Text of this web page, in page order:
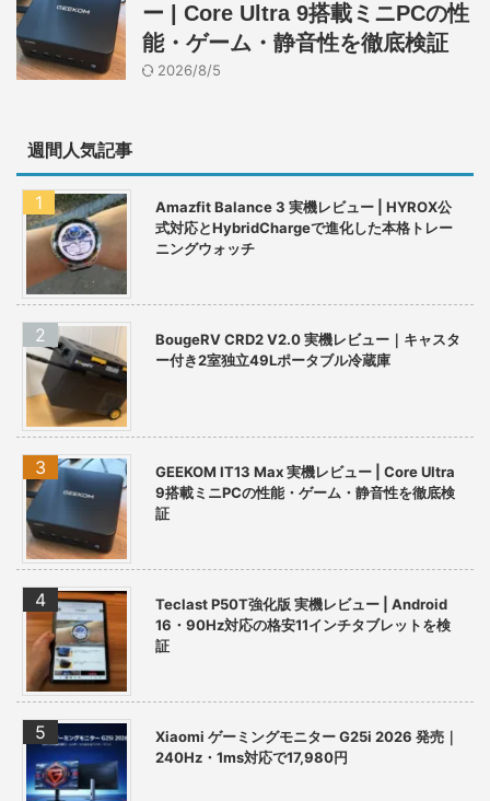
ー | Core Ultra 9搭載ミニPCの性
能・ゲーム・静音性を徹底検証
2026/8/5
週間人気記事
Amazfit Balance 3 実機レビュー | HYROX公
式対応とHybridChargeで進化した本格トレー
ニングウォッチ
BougeRV CRD2 V2.0 実機レビュー｜キャスタ
ー付き2室独立49Lポータブル冷蔵庫
GEEKOM IT13 Max 実機レビュー | Core Ultra
9搭載ミニPCの性能・ゲーム・静音性を徹底検
証
Teclast P50T強化版 実機レビュー | Android
16・90Hz対応の格安11インチタブレットを検
証
Xiaomi ゲーミングモニター G25i 2026 発売｜
240Hz・1ms対応で17,980円